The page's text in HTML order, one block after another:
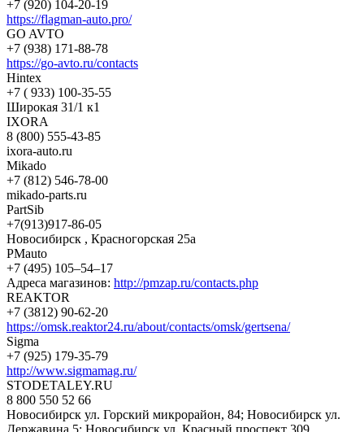
+7 (920) 104-20-19
https://flagman-auto.pro/
GO AVTO
+7 (938) 171-88-78
https://go-avto.ru/contacts
Hintex
+7 ( 933) 100-35-55
Широкая 31/1 к1
IXORA
8 (800) 555-43-85
ixora-auto.ru
Mikado
+7 (812) 546-78-00
mikado-parts.ru
PartSib
+7(913)917-86-05
Новосибирск , Красногорская 25а
PMauto
+7 (495) 105‒54‒17
Адреса магазинов: http://pmzap.ru/contacts.php
REAKTOR
+7 (3812) 90-62-20
https://omsk.reaktor24.ru/about/contacts/omsk/gertsena/
Sigma
+7 (925) 179-35-79
http://www.sigmamag.ru/
STODETALEY.RU
8 800 550 52 66
Новосибирск ул. Горский микрорайон, 84; Новосибирск ул.
Державина 5; Новосибирск ул. Красный проспект 309